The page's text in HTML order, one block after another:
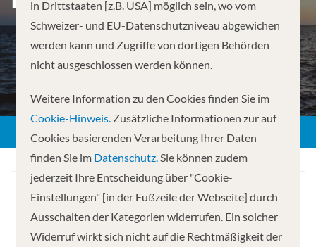
in Drittstaaten [z.B. USA] möglich sein, wo vom
Schweizer- und EU-Datenschutzniveau abgewichen
werden kann und Zugriffe von dortigen Behörden
nicht ausgeschlossen werden können.
Weitere Information zu den Cookies finden Sie im
Cookie-Hinweis. Zusätzliche Informationen zur auf
Cookies basierenden Verarbeitung Ihrer Daten
finden Sie im Datenschutz.Sie können zudem
jederzeit Ihre Entscheidung über "Cookie-
Einstellungen" [in der Fußzeile der Webseite] durch
Ausschalten der Kategorien widerrufen. Ein solcher
Widerruf wirkt sich nicht auf die Rechtmäßigkeit der